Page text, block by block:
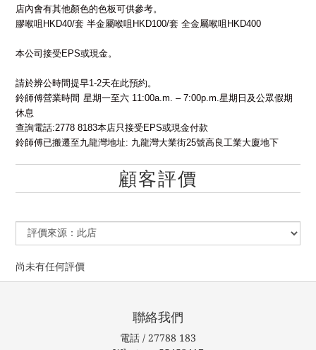
店內會有其他顏色的色板可供參考。
膠喉咀HKD40/套 半金屬喉咀HKD100/套 全金屬喉咀HKD400
本公司接受EPS或現金。
請於辨公時間提早1-2天在此預約。
星期一至六 11:00a.m. – 7:00p.m.星期日及公眾假期
休息
查詢電話:2778 8183本店只接受EPS或現金付款
鈴師傅已搬遷至九龍灣地址: 九龍灣大業街25號高良工業大廈地下
顧客評價
尚未有任何評價
聯絡我們
電話 / 27788 183